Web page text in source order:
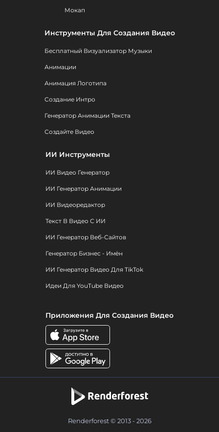
Мокап
Инструменты Для Создания Видео
Бесплатный Визуализатор Музыки
Анимации
Анимация Логотипа
Создание Интро
Генератор Анимации Текста
Создайте Видео
ИИ Инструменты
ИИ Видео Генератор
ИИ Генератор Анимации
ИИ Видеоредактор
Текст В Видео С ИИ
ИИ Генератор Веб-Сайтов
Генератор Бизнес - Имён
ИИ Генератор Видео Для TikTok
Идеи Для YouTube Видео
Приложения Для Создания Видео
Renderforest © 2013 - 2026